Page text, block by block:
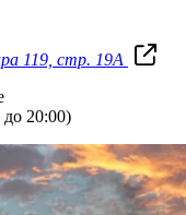
119, стр. 19А
до 20:00)